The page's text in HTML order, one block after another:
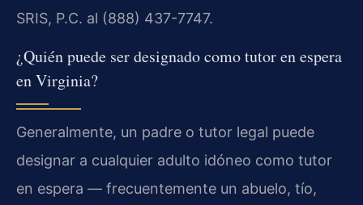
SRIS, P.C. al (888) 437-7747.
¿Quién puede ser designado como tutor en espera
en Virginia?
Generalmente, un padre o tutor legal puede
designar a cualquier adulto idóneo como tutor
en espera — frecuentemente un abuelo, tío,